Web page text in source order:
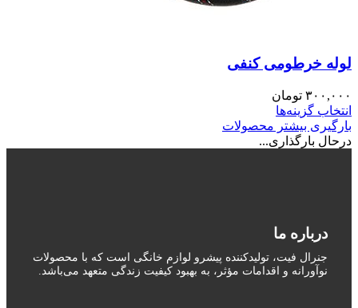
لوله خرطومی کنفی
۳۰۰,۰۰۰ تومان
انتخاب گزینه‌ها
بارگیری بیشتر محصولات
درحال بارگذاری...
درباره ما
جنرال فیت، تولیدکننده پیشرو لوازم خانگی است که با محصولات
نوآورانه و اقدامات مؤثر، به بهبود کیفیت زندگی متعهد می‌باشد.